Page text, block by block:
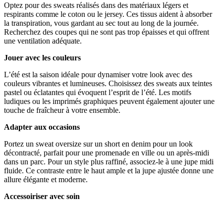
Optez pour des sweats réalisés dans des matériaux légers et
respirants comme le coton ou le jersey. Ces tissus aident à absorber
la transpiration, vous gardant au sec tout au long de la journée.
Recherchez des coupes qui ne sont pas trop épaisses et qui offrent
une ventilation adéquate.
Jouer avec les couleurs
L’été est la saison idéale pour dynamiser votre look avec des
couleurs vibrantes et lumineuses. Choisissez des sweats aux teintes
pastel ou éclatantes qui évoquent l’esprit de l’été. Les motifs
ludiques ou les imprimés graphiques peuvent également ajouter une
touche de fraîcheur à votre ensemble.
Adapter aux occasions
Portez un sweat oversize sur un short en denim pour un look
décontracté, parfait pour une promenade en ville ou un après-midi
dans un parc. Pour un style plus raffiné, associez-le à une jupe midi
fluide. Ce contraste entre le haut ample et la jupe ajustée donne une
allure élégante et moderne.
Accessoiriser avec soin